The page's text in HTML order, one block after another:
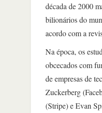
década de 2000
bilionários do
acordo com a
Na época, os
obcecados com
de empresas de
Zuckerberg
(Stripe) e Evan